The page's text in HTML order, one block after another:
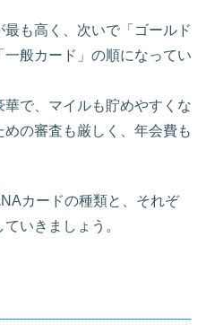
も高く、次いで「ゴールド
般カード」の順になってい
で、マイルも貯めやすくな
の審査も厳しく、年会費も
カードの種類と、それぞ
いきましょう。